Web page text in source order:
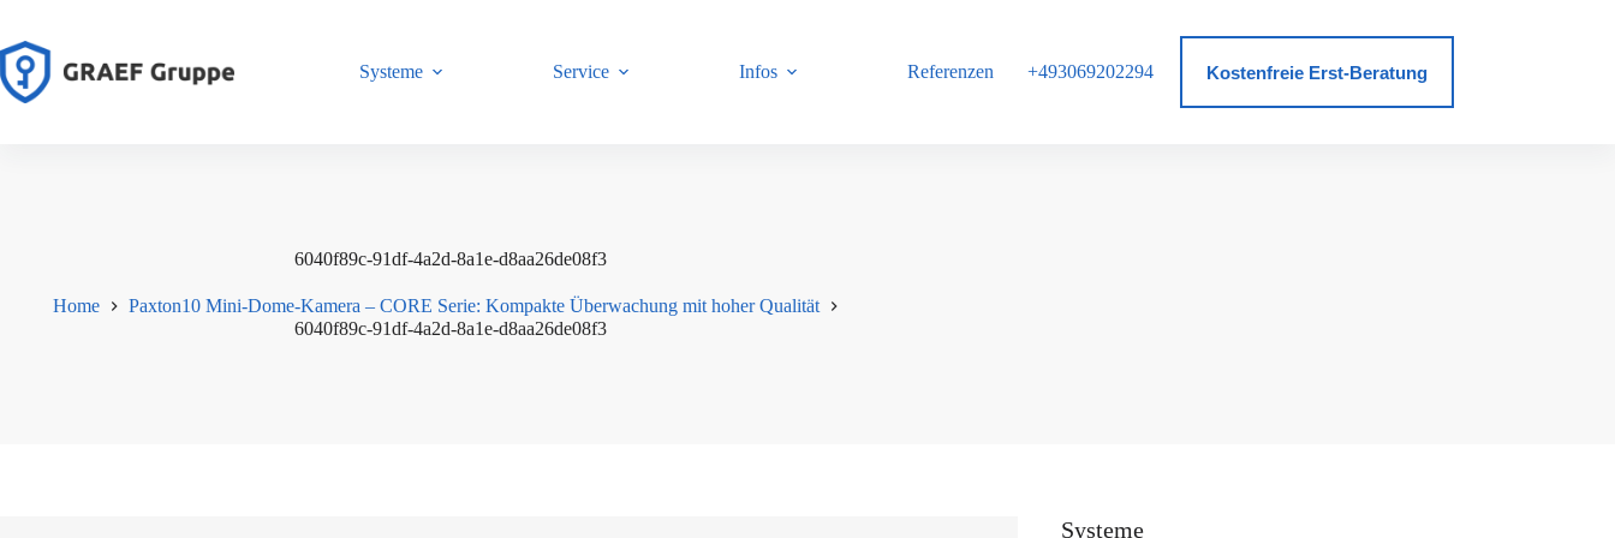
springen
Systeme
Service Infos Referenzen Blog
+493069202294 Kostenfreie Erst-Beratung
6040f89c-91df-4a2d-8a1e-d8aa26de08f3
Home
Paxton10 Mini-Dome-Kamera – CORE Serie: Kompakte Überwachung mit hoher Qualität
6040f89c-91df-4a2d-8a1e-d8aa26de08f3
Systeme